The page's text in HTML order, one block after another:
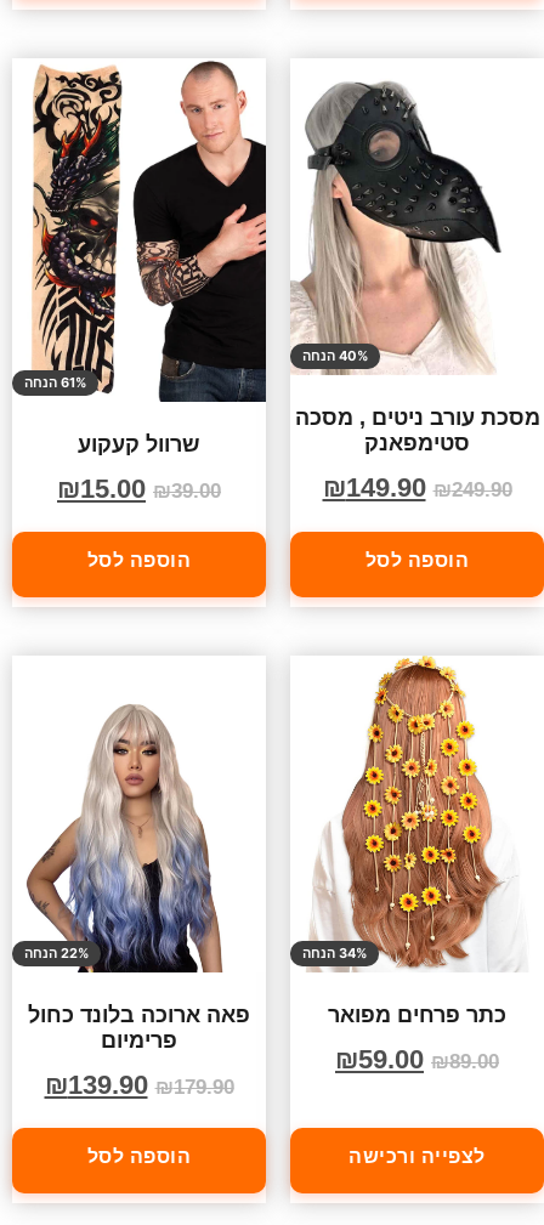
40% הנחה
מסכת עורב ניטים , מסכה
סטימפאנק
₪249.90
₪149.90
הוספה לסל
61% הנחה
שרוול קעקוע
₪39.00
₪15.00
הוספה לסל
34% הנחה
כתר פרחים מפואר
₪89.00
₪59.00
לצפייה ורכישה
22% הנחה
פאה ארוכה בלונד כחול
פרימיום
₪179.90
₪139.90
הוספה לסל